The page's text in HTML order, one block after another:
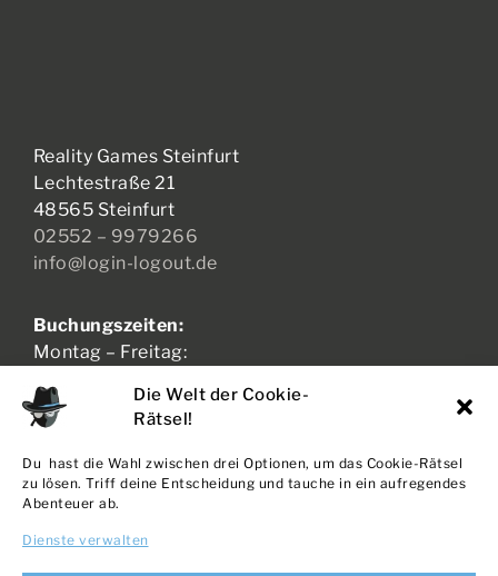
Die Welt der Cookie-
Rätsel!
Du hast die Wahl zwischen drei Optionen, um das Cookie-Rätsel
zu lösen. Triff deine Entscheidung und tauche in ein aufregendes
Abenteuer ab.
Dienste verwalten
Reality Games Steinfurt
Lechtestraße 21
48565 Steinfurt
02552 – 9979266
info@login-logout.de
Buchungszeiten:
Montag – Freitag:
Samstag – Sonntag:
11:00 – 21:00 Uhr
AGB + WIDERRUF
DATENSCHUTZ